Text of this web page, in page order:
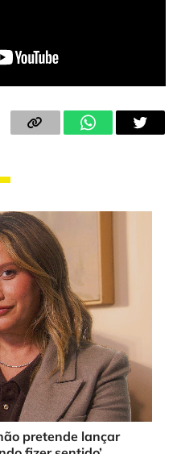
pretende lançar